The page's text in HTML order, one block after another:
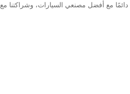
دائمًا مع أفضل مصنعي السيارات، وشراكتنا مع